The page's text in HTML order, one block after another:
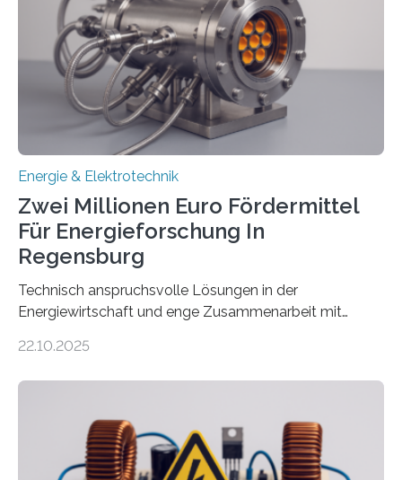
Netzanschluss von Erneuerbare-Energien-Anlagen
(EE-Anlagen) ist entscheidend für die Energiewende.
Denn ohne Anschluss an das Netz kann kein Strom
eingespeist werden. Nach dem Erneuerbare-Energien-
Gesetz (EEG) sind Netzbetreiber…
Energie & Elektrotechnik
Zwei Millionen Euro Fördermittel
Für Energieforschung In
Regensburg
Technisch anspruchsvolle Lösungen in der
Energiewirtschaft und enge Zusammenarbeit mit
neuen EU-geförderten Transfer-Projekte zu
Energietechnologien werden vom Europäischen
Sozialfonds Plus (ESF+) gefördert – mit einer
Gesamtsumme von mehr als zwei Millionen Euro.
22.10.2025